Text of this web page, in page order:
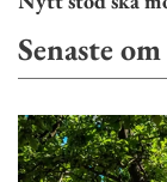
Senaste om